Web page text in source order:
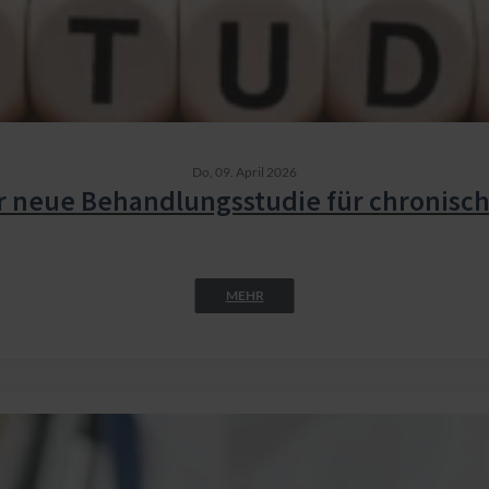
Do, 09. April 2026
Behandlungsstudie für
MEHR